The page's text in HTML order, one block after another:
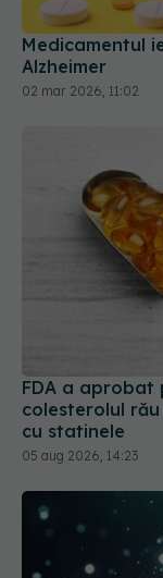
Medicamentul
Alzheimer
02 mar 2026, 11:02
FDA a aprobat
colesterolul
cu statinele
05 aug 2026, 14:23